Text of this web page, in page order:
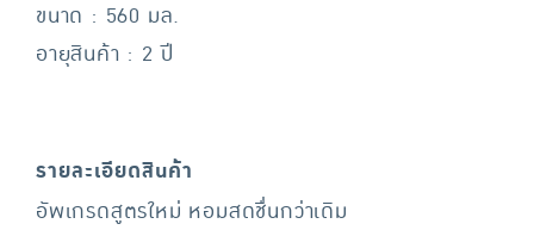
ขนาด : 560 มล.
อายุสินค้า : 2 ปี
รายละเอียดสินค้า
อัพเกรดสูตรใหม่ หอมสดชื่นกว่าเดิม